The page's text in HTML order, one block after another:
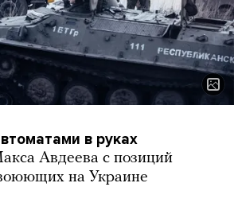
в руках
Авдеева с позиций
на Украине